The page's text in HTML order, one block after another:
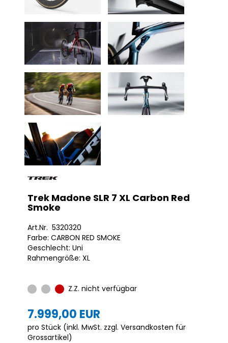
Trek Madone SLR 7 XL Carbon Red
Smoke
Art.Nr. 5320320
Farbe: CARBON RED SMOKE
Geschlecht: Uni
Rahmengröße: XL
Z.Z. nicht verfügbar
7.999,00 EUR
pro Stück (inkl. MwSt. zzgl. Versandkosten für
Grossartikel)